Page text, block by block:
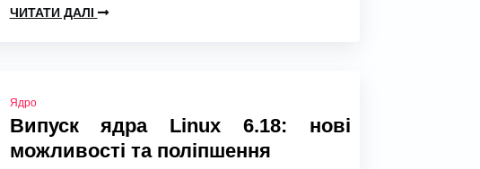
ЧИТАТИ ДАЛІ
Ядро
Випуск ядра Linux 6.18: нові
можливості та поліпшення